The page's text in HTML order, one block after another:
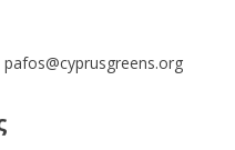
pafos@cyprusgreens.org